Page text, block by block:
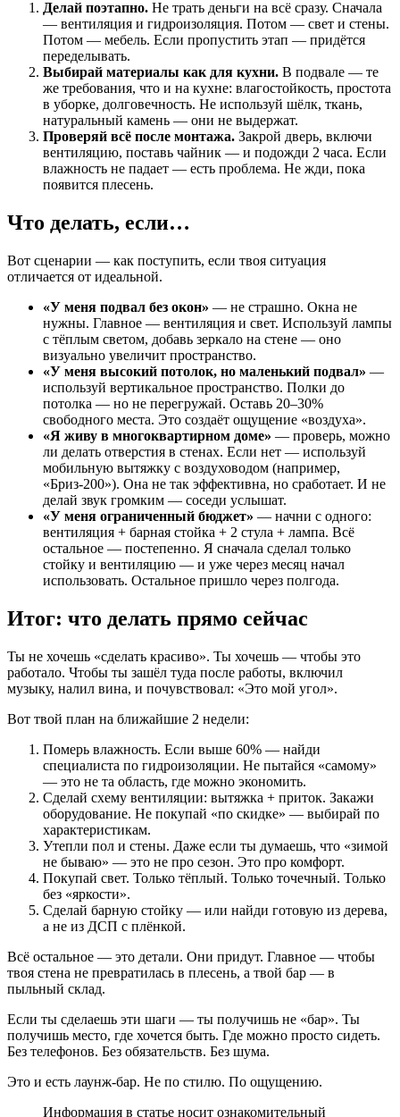
Делай поэтапно. Не трать деньги на всё сразу. Сначала
— вентиляция и гидроизоляция. Потом — свет и стены.
Потом — мебель. Если пропустить этап — придётся
переделывать.
Выбирай материалы как для кухни. В подвале — те
же требования, что и на кухне: влагостойкость, простота
в уборке, долговечность. Не используй шёлк, ткань,
натуральный камень — они не выдержат.
Проверяй всё после монтажа. Закрой дверь, включи
вентиляцию, поставь чайник — и подожди 2 часа. Если
влажность не падает — есть проблема. Не жди, пока
появится плесень.
Что делать, если…
Вот сценарии — как поступить, если твоя ситуация
отличается от идеальной.
«У меня подвал без окон» — не страшно. Окна не
нужны. Главное — вентиляция и свет. Используй лампы
с тёплым светом, добавь зеркало на стене — оно
визуально увеличит пространство.
«У меня высокий потолок, но маленький подвал» —
используй вертикальное пространство. Полки до
потолка — но не перегружай. Оставь 20–30%
свободного места. Это создаёт ощущение «воздуха».
«Я живу в многоквартирном доме» — проверь, можно
ли делать отверстия в стенах. Если нет — используй
мобильную вытяжку с воздуховодом (например,
«Бриз-200»). Она не так эффективна, но сработает. И не
делай звук громким — соседи услышат.
«У меня ограниченный бюджет» — начни с одного:
вентиляция + барная стойка + 2 стула + лампа. Всё
остальное — постепенно. Я сначала сделал только
стойку и вентиляцию — и уже через месяц начал
использовать. Остальное пришло через полгода.
Итог: что делать прямо сейчас
Ты не хочешь «сделать красиво». Ты хочешь — чтобы это
работало. Чтобы ты зашёл туда после работы, включил
музыку, налил вина, и почувствовал: «Это мой угол».
Вот твой план на ближайшие 2 недели:
Померь влажность. Если выше 60% — найди
специалиста по гидроизоляции. Не пытайся «самому»
— это не та область, где можно экономить.
Сделай схему вентиляции: вытяжка + приток. Закажи
оборудование. Не покупай «по скидке» — выбирай по
характеристикам.
Утепли пол и стены. Даже если ты думаешь, что «зимой
не бываю» — это не про сезон. Это про комфорт.
Покупай свет. Только тёплый. Только точечный. Только
без «яркости».
Сделай барную стойку — или найди готовую из дерева,
а не из ДСП с плёнкой.
Всё остальное — это детали. Они придут. Главное — чтобы
твоя стена не превратилась в плесень, а твой бар — в
пыльный склад.
Если ты сделаешь эти шаги — ты получишь не «бар». Ты
получишь место, где хочется быть. Где можно просто сидеть.
Без телефонов. Без обязательств. Без шума.
Это и есть лаунж-бар. Не по стилю. По ощущению.
Информация в статье носит ознакомительный